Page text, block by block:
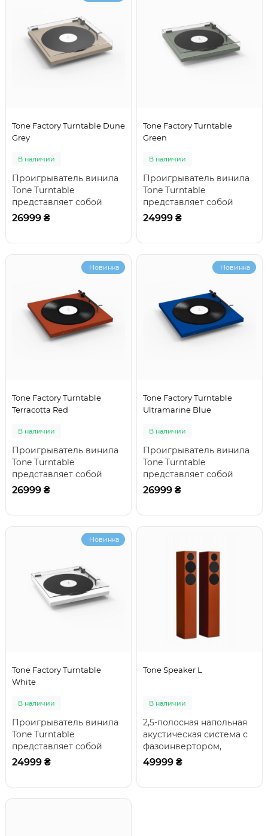
Tone Factory Turntable Dune
Grey
В наличии
Проигрыватель винила
Tone Turntable
представляет собой
отличный выбор для тех,
26999 ₴
Tone Factory Turntable
Green
В наличии
Проигрыватель винила
Tone Turntable
представляет собой
отличный выбор для тех,
24999 ₴
Новинка
Tone Factory Turntable
Terracotta Red
В наличии
Проигрыватель винила
Tone Turntable
представляет собой
отличный выбор для тех,
26999 ₴
Новинка
Tone Factory Turntable
Ultramarine Blue
В наличии
Проигрыватель винила
Tone Turntable
представляет собой
отличный выбор для тех,
26999 ₴
Новинка
Tone Factory Turntable
White
В наличии
Проигрыватель винила
Tone Turntable
представляет собой
отличный выбор для тех,
24999 ₴
Tone Speaker L
В наличии
2,5-полосная напольная
акустическая система с
фазоинвертором,
оснащенная 25-мм
49999 ₴